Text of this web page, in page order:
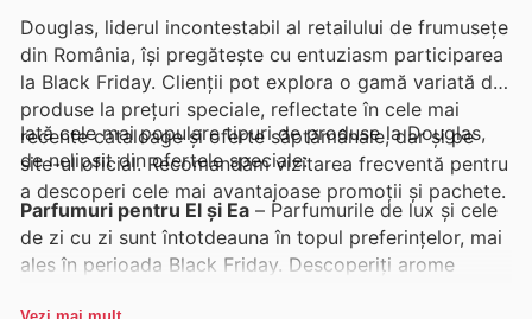
Douglas, liderul incontestabil al retailului de frumusețe
din România, își pregătește cu entuziasm participarea
la Black Friday. Clienții pot explora o gamă variată de
produse la prețuri speciale, reflectate în cele mai
recente cataloage și oferte săptămânale, dar și pe
site-ul oficial. Recomandăm vizitarea frecventă pentru
a descoperi cele mai avantajoase promoții și pachete.
Iată cele mai populare tipuri de produse la Douglas,
de nelipsit din ofertele speciale:
Parfumuri pentru El și Ea – Parfumurile de lux și cele
de zi cu zi sunt întotdeauna în topul preferințelor, mai
ales în perioada Black Friday. Descoperiți arome